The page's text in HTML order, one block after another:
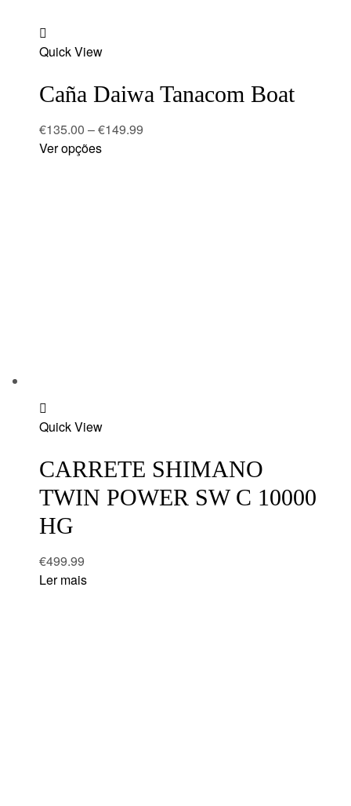
to
Quick View
Caña Daiwa Tanacom Boat
€135.00 –€149.99
Ver opções
to
Quick View
CARRETE SHIMANO
TWIN POWER SW C 10000
HG
€499.99
Ler mais